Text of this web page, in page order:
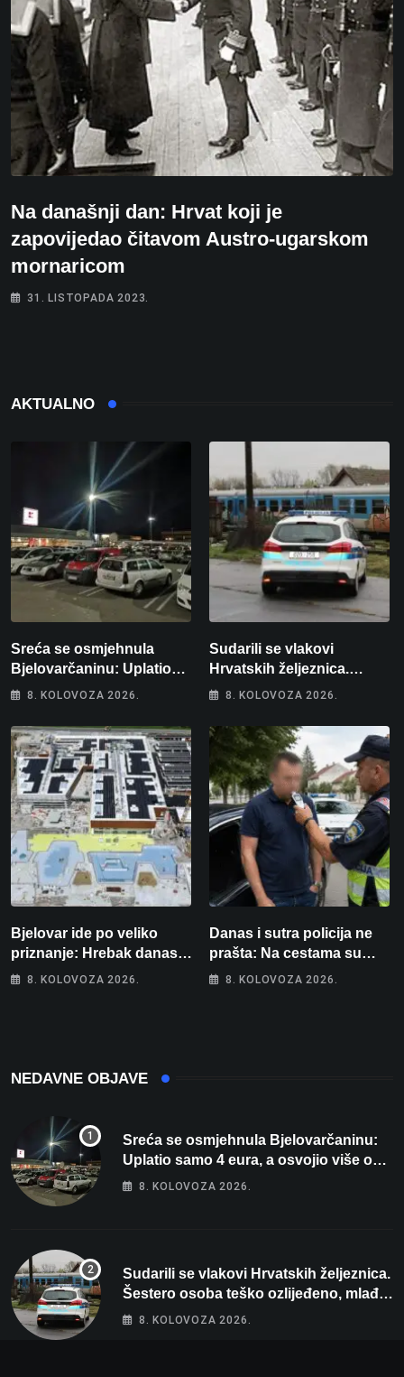
Na današnji dan: Hrvat koji je
zapovijedao čitavom Austro-ugarskom
mornaricom
31. LISTOPADA 2023.
AKTUALNO
Sreća se osmjehnula
Bjelovarčaninu: Uplatio
samo 4 eura, a osvojio
8. KOLOVOZA 2026.
Sudarili se vlakovi
Hrvatskih željeznica.
Šestero osoba teško
intenzivnoj
8. KOLOVOZA 2026.
Bjelovar ide po veliko
priznanje: Hrebak danas u
Parizu predstavlja
8. KOLOVOZA 2026.
Danas i sutra policija ne
prašta: Na cestama su
posebno na meti ovi
8. KOLOVOZA 2026.
NEDAVNE OBJAVE
Sreća se osmjehnula Bjelovarčaninu:
Uplatio samo 4 eura, a osvojio više od
80 tisuća eura
8. KOLOVOZA 2026.
Sudarili se vlakovi Hrvatskih željeznica.
Šestero osoba teško ozlijeđeno, mlađa
žena na intenzivnoj
8. KOLOVOZA 2026.